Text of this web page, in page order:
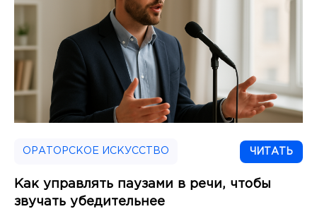
ОРАТОРСКОЕ ИСКУССТВО ЧИТАТЬ
Как управлять паузами в речи, чтобы
звучать убедительнее